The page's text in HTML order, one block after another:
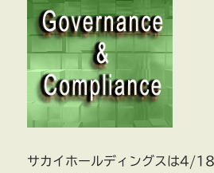
サカイホールディングスは4/